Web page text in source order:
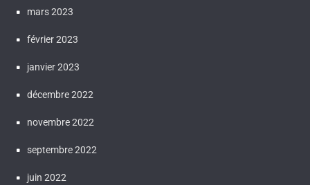
mars 2023
février 2023
janvier 2023
décembre 2022
novembre 2022
septembre 2022
juin 2022